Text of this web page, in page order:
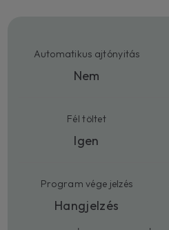
Automatikus ajtónyitás
Nem
Fél töltet
Igen
Program vége jelzés
Hangjelzés